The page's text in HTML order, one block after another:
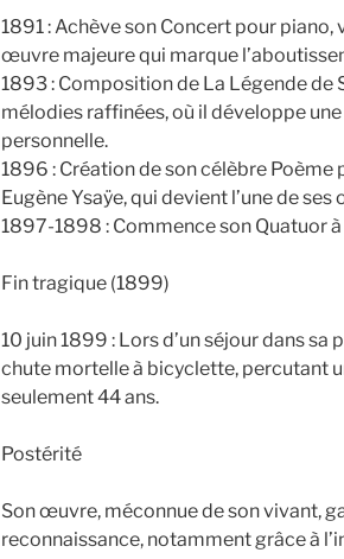
1891 : Achève son Concert pour
œuvre majeure qui marque
1893 : Composition de La Légende de
mélodies raffinées, où il développe
personnelle.
1896 : Création de son célèbre
Eugène Ysaÿe, qui devient l’une de
1897-1898 : Commence son Quatuor
Fin tragique (1899)
10 juin 1899 : Lors d’un séjour dans
chute mortelle à bicyclette, percutant
seulement 44 ans.
Postérité
Son œuvre, méconnue de son vivant,
reconnaissance, notamment grâce à